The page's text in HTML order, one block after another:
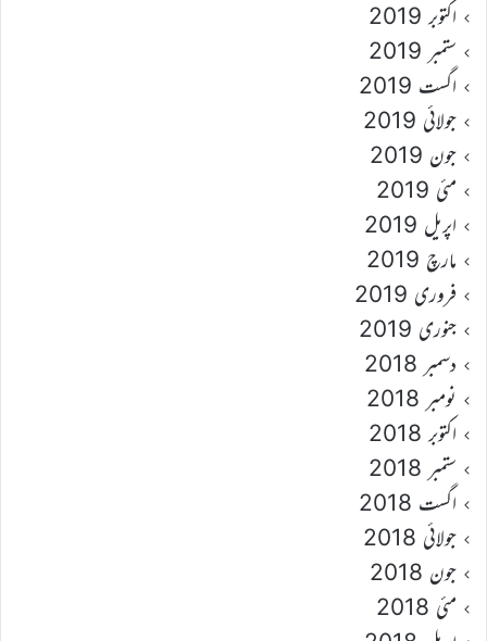
اکتوبر 2019
ستمبر 2019
اگست 2019
جولائی 2019
جون 2019
مئی 2019
اپریل 2019
مارچ 2019
فروری 2019
جنوری 2019
دسمبر 2018
نومبر 2018
اکتوبر 2018
ستمبر 2018
اگست 2018
جولائی 2018
جون 2018
مئی 2018